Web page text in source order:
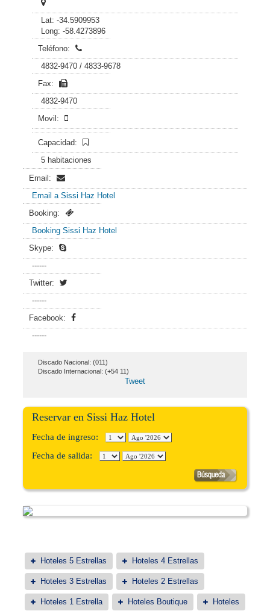
Lat: -34.5909953
Long: -58.4273896
Teléfono:
4832-9470 / 4833-9678
Fax:
4832-9470
Movil:
Capacidad:
5 habitaciones
Email:
Email a Sissi Haz Hotel
Booking:
Booking Sissi Haz Hotel
Skype:
------
Twitter:
------
Facebook:
------
Discado Nacional: (011)
Discado Internacional: (+54 11)
Tweet
Reservar en Sissi Haz Hotel
Fecha de ingreso:
Fecha de salida:
Hoteles 5 Estrellas Hoteles 4 Estrellas
Hoteles 3 Estrellas Hoteles 2 Estrellas
Hoteles 1 Estrella Hoteles Boutique Hoteles